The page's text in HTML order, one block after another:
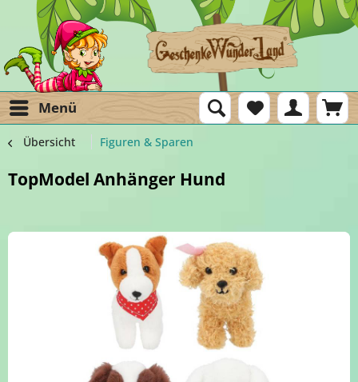
Menü
Übersicht Figuren & Sparen
TopModel Anhänger Hund